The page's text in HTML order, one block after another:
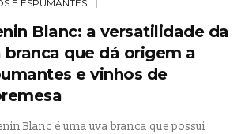
E ESPUMANTES
Blanc: a versatilidade da
branca que dá origem a
e vinhos de
Blanc é uma uva branca que possui